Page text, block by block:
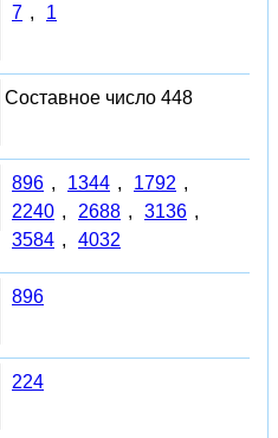
7 , 1
Составное число 448
896 , 1344 , 1792 ,
2240 , 2688 , 3136 ,
3584 , 4032
896
224